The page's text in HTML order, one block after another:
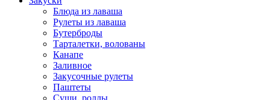
Блюда из лаваша
Рулеты из лаваша
Бутерброды
Тарталетки, волованы
Канапе
Заливное
Закусочные рулеты
Паштеты
Суши, роллы